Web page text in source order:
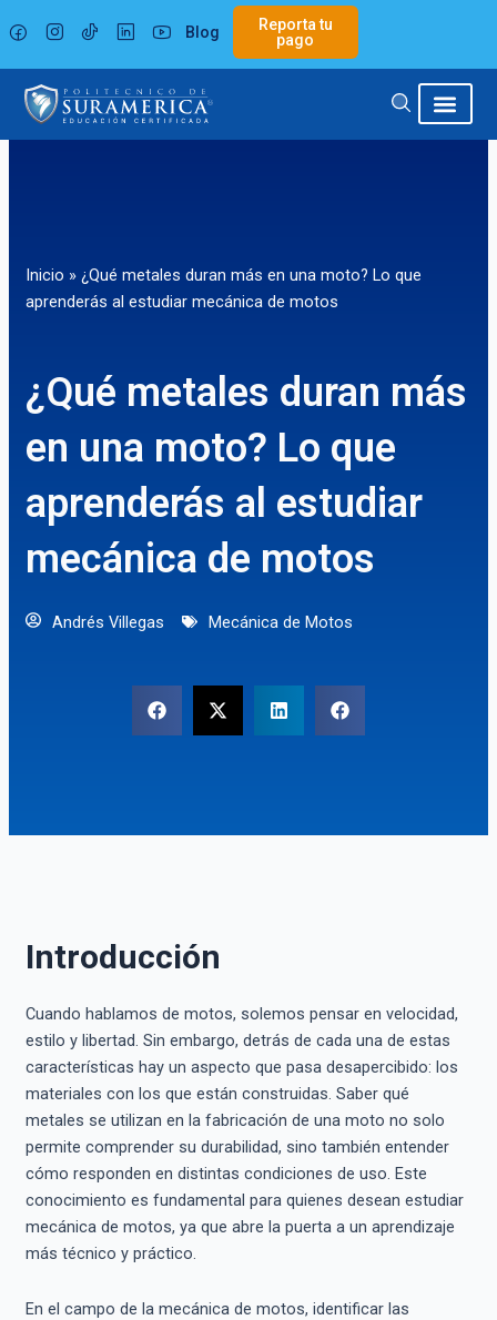
al
contenido
Blog
Reporta tu
pago
Inicio » ¿Qué metales duran más en una moto? Lo que
aprenderás al estudiar mecánica de motos
¿Qué metales duran más
en una moto? Lo que
aprenderás al estudiar
mecánica de motos
Andrés Villegas Mecánica de Motos
Introducción
Cuando hablamos de motos, solemos pensar en velocidad,
estilo y libertad. Sin embargo, detrás de cada una de estas
características hay un aspecto que pasa desapercibido: los
materiales con los que están construidas. Saber qué
metales se utilizan en la fabricación de una moto no solo
permite comprender su durabilidad, sino también entender
cómo responden en distintas condiciones de uso. Este
conocimiento es fundamental para quienes desean estudiar
mecánica de motos, ya que abre la puerta a un aprendizaje
más técnico y práctico.
En el campo de la mecánica de motos, identificar las